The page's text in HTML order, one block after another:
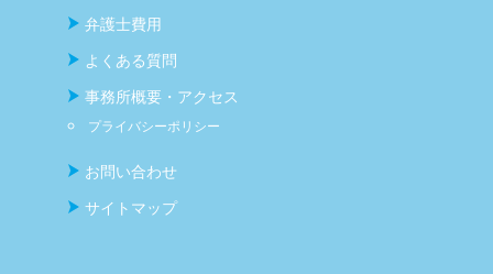
弁護士費用
よくある質問
事務所概要・アクセス
プライバシーポリシー
お問い合わせ
サイトマップ